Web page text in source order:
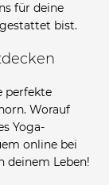
für deine
bist.
perfekte
Worauf
Yoga-
online bei
deinem Leben!